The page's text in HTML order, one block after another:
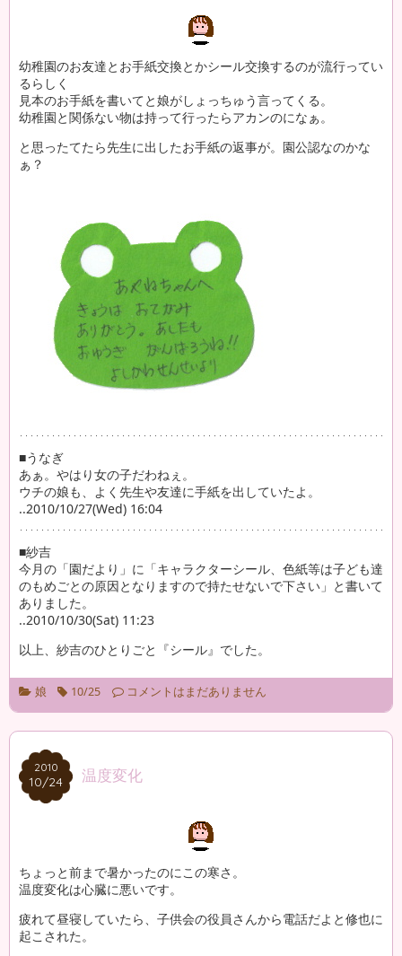
幼稚園のお友達とお手紙交換とかシール交換するのが流行ってい
るらしく
見本のお手紙を書いてと娘がしょっちゅう言ってくる。
幼稚園と関係ない物は持って行ったらアカンのになぁ。
と思ったてたら先生に出したお手紙の返事が。園公認なのかな
ぁ？
■うなぎ
あぁ。やはり女の子だわねぇ。
ウチの娘も、よく先生や友達に手紙を出していたよ。
..2010/10/27(Wed) 16:04
■紗吉
今月の「園だより」に「キャラクターシール、色紙等は子ども達
のもめごとの原因となりますので持たせないで下さい」と書いて
ありました。
..2010/10/30(Sat) 11:23
以上、紗吉のひとりごと『シール』でした。
娘 10/25 コメントはまだありません
2010
10/24
2010
10/24 温度変化
ちょっと前まで暑かったのにこの寒さ。
温度変化は心臓に悪いです。
疲れて昼寝していたら、子供会の役員さんから電話だよと修也に
起こされた。